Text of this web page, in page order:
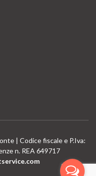
| Codice fiscale e P.Iva:
n. REA 649717